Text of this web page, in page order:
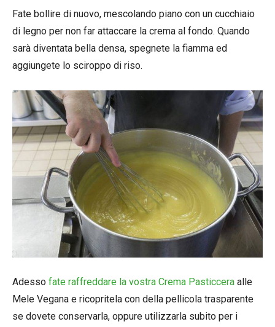
Fate bollire di nuovo, mescolando piano con un cucchiaio
di legno per non far attaccare la crema al fondo. Quando
sarà diventata bella densa, spegnete la fiamma ed
aggiungete lo sciroppo di riso.
Adesso fate raffreddare la vostra Crema Pasticcera alle
Mele Vegana e ricopritela con della pellicola trasparente
se dovete conservarla, oppure utilizzarla subito per i